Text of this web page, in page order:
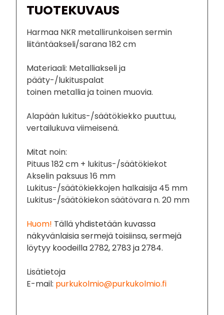
TUOTEKUVAUS
Harmaa NKR metallirunkoisen sermin
liitäntäakseli/sarana 182 cm
Materiaali: Metalliakseli ja
pääty-/lukituspalat
toinen metallia ja toinen muovia.
Alapään lukitus-/säätökiekko puuttuu,
vertailukuva viimeisenä.
Mitat noin:
Pituus 182 cm + lukitus-/säätökiekot
Akselin paksuus 16 mm
Lukitus-/säätökiekkojen halkaisija 45 mm
Lukitus-/säätökiekon säätövara n. 20 mm
Huom! Tällä yhdistetään kuvassa
näkyvänlaisia sermejä toisiinsa, sermejä
löytyy koodeilla 2782, 2783 ja 2784.
Lisätietoja
E-mail: purkukolmio@purkukolmio.fi